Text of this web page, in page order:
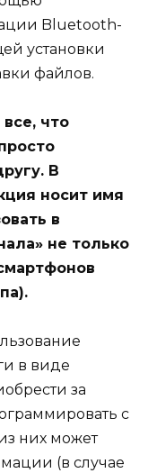
Bluetooth-
установки
файлов.
что
В
носит имя
в
не только
в виде
за
с
них может
(в случае